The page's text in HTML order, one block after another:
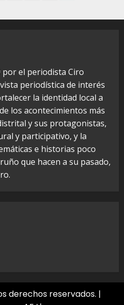
por el periodista Ciro
periodística de interés
la identidad local a
los acontecimientos más
y sus protagonistas,
y participativo, y la
e historias poco
que hacen a su pasado,
derechos reservados. |